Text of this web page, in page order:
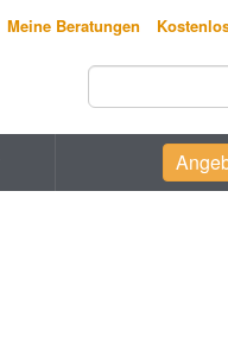
Meine Beratungen